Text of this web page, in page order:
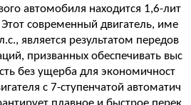
автомобиля находится 1,6-лит
современный двигатель, име
является результатом передов
призванных обеспечивать выс
без ущерба для экономичност
с 7-ступенчатой автоматич